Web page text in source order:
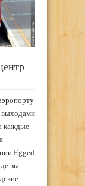
выходами
каждые
Egged
вы